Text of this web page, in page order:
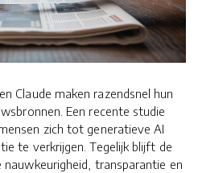
Claude maken razendsnel hun
Een recente studie
zich tot generatieve AI
te verkrijgen. Tegelijk blijft de
transparantie en